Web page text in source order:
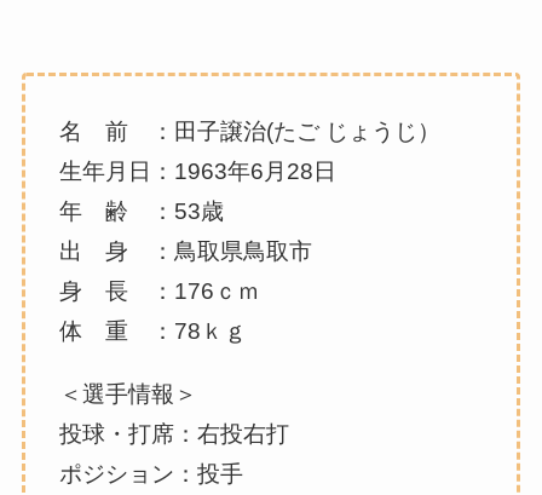
名 前 ：田子譲治(たご じょうじ）
生年月日：1963年6月28日
年 齢 ：53歳
出 身 ：鳥取県鳥取市
身 長 ：176ｃｍ
体 重 ：78ｋｇ
＜選手情報＞
投球・打席：右投右打
ポジション：投手